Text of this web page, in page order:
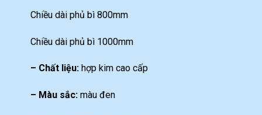
Chiều dài phủ bì 800mm
Chiều dài phủ bì 1000mm
– Chất liệu: hợp kim cao cấp
– Màu sắc: màu đen